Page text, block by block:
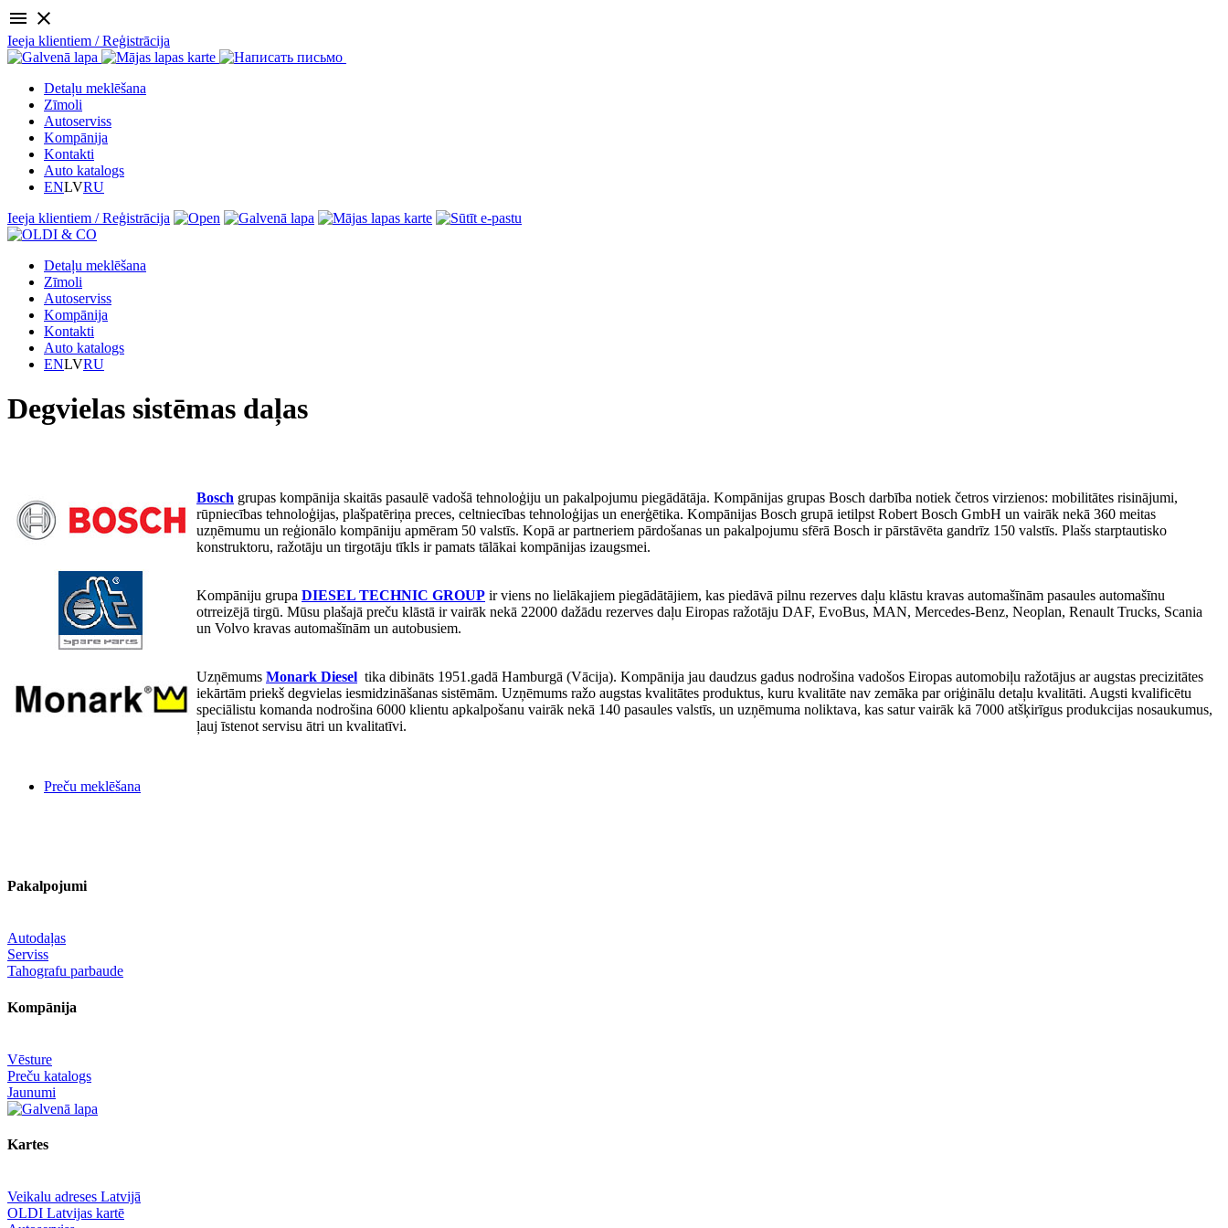
menu close
Ieeja klientiem / Reģistrācija
Detaļu meklēšana
Zīmoli
Autoserviss
Kompānija
Kontakti
Auto katalogs
ENLVRU
Ieeja klientiem / Reģistrācija
Detaļu meklēšana
Zīmoli
Autoserviss
Kompānija
Kontakti
Auto katalogs
ENLVRU
Degvielas sistēmas daļas
Bosch grupas kompānija skaitās pasaulē vadošā tehnoloģiju un pakalpojumu piegādātāja. Kompānijas grupas Bosch darbība notiek četros virzienos: mobilitātes risinājumi,
rūpniecības tehnoloģijas, plašpatēriņa preces, celtniecības tehnoloģijas un enerģētika. Kompānijas Bosch grupā ietilpst Robert Bosch GmbH un vairāk nekā 360 meitas
uzņēmumu un reģionālo kompāniju apmēram 50 valstīs. Kopā ar partneriem pārdošanas un pakalpojumu sfērā Bosch ir pārstāvēta gandrīz 150 valstīs. Plašs starptautisko
konstruktoru, ražotāju un tirgotāju tīkls ir pamats tālākai kompānijas izaugsmei.
Kompāniju grupa DIESEL TECHNIC GROUP ir viens no lielākajiem piegādātājiem, kas piedāvā pilnu rezerves daļu klāstu kravas automašīnām pasaules automašīnu
otrreizējā tirgū. Mūsu plašajā preču klāstā ir vairāk nekā 22000 dažādu rezerves daļu Eiropas ražotāju DAF, EvoBus, MAN, Mercedes-Benz, Neoplan, Renault Trucks, Scania
un Volvo kravas automašīnām un autobusiem.
Uzņēmums Monark Diesel tika dibināts 1951.gadā Hamburgā (Vācija). Kompānija jau daudzus gadus nodrošina vadošos Eiropas automobiļu ražotājus ar augstas precizitātes
iekārtām priekš degvielas iesmidzināšanas sistēmām. Uzņēmums ražo augstas kvalitātes produktus, kuru kvalitāte nav zemāka par oriģinālu detaļu kvalitāti. Augsti kvalificētu
speciālistu komanda nodrošina 6000 klientu apkalpošanu vairāk nekā 140 pasaules valstīs, un uzņēmuma noliktava, kas satur vairāk kā 7000 atšķirīgus produkcijas nosaukumus,
ļauj īstenot servisu ātri un kvalitatīvi.
Preču meklēšana
Pakalpojumi
Autodaļas
Serviss
Tahografu parbaude
Kompānija
Vēsture
Preču katalogs
Jaunumi
Kartes
Veikalu adreses Latvijā
OLDI Latvijas kartē